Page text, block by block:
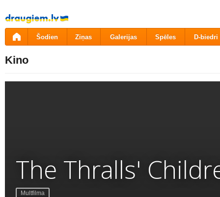
Pāriet
uz
saturu
Šodien Ziņas Galerijas Spēles D-biedri
Kino
The Thralls'
Multfilma